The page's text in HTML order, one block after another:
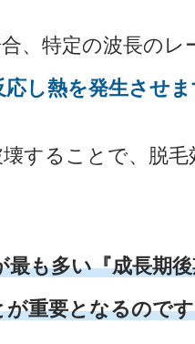
、特定の波長のレ
し熱を発生させ
することで、脱
最も多い『成長期
重要となるので